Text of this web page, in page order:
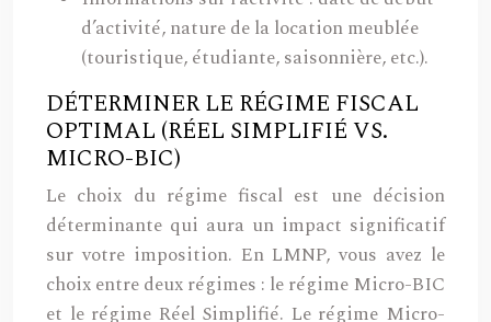
d’activité, nature de la location meublée
(touristique, étudiante, saisonnière, etc.).
DÉTERMINER LE RÉGIME FISCAL
OPTIMAL (RÉEL SIMPLIFIÉ VS.
MICRO-BIC)
Le choix du régime fiscal est une décision
déterminante qui aura un impact significatif
sur votre imposition. En LMNP, vous avez le
choix entre deux régimes : le régime Micro-BIC
et le régime Réel Simplifié. Le régime Micro-